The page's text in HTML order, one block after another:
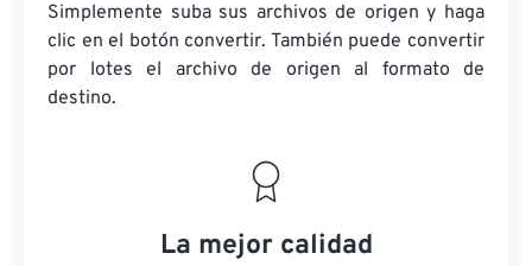
Simplemente suba sus archivos de origen y haga
clic en el botón convertir. También puede convertir
por lotes el archivo de origen al formato de
destino.
La mejor calidad